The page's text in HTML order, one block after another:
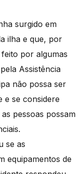
surgido em
ilha e que, por
por algumas
Assistência
não possa ser
e se considere
pessoas possam
se as
equipamentos de